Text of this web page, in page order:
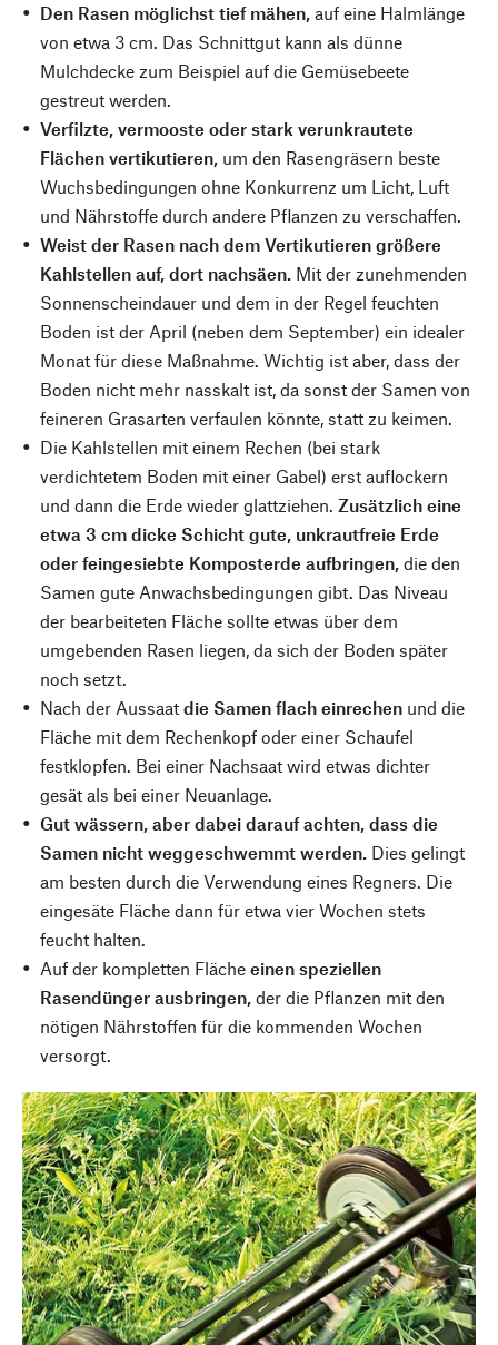
Den Rasen möglichst tief mähen, auf eine Halmlänge
von etwa 3 cm. Das Schnittgut kann als dünne
Mulchdecke zum Beispiel auf die Gemüsebeete
gestreut werden.
Verfilzte, vermooste oder stark verunkrautete
Flächen vertikutieren, um den Rasengräsern beste
Wuchsbedingungen ohne Konkurrenz um Licht, Luft
und Nährstoffe durch andere Pflanzen zu verschaffen.
Weist der Rasen nach dem Vertikutieren größere
Kahlstellen auf, dort nachsäen. Mit der zunehmenden
Sonnenscheindauer und dem in der Regel feuchten
Boden ist der April (neben dem September) ein idealer
Monat für diese Maßnahme. Wichtig ist aber, dass der
Boden nicht mehr nasskalt ist, da sonst der Samen von
feineren Grasarten verfaulen könnte, statt zu keimen.
Die Kahlstellen mit einem Rechen (bei stark
verdichtetem Boden mit einer Gabel) erst auflockern
und dann die Erde wieder glattziehen. Zusätzlich eine
etwa 3 cm dicke Schicht gute, unkrautfreie Erde
oder feingesiebte Komposterde aufbringen, die den
Samen gute Anwachsbedingungen gibt. Das Niveau
der bearbeiteten Fläche sollte etwas über dem
umgebenden Rasen liegen, da sich der Boden später
noch setzt.
Nach der Aussaat die Samen flach einrechen und die
Fläche mit dem Rechenkopf oder einer Schaufel
festklopfen. Bei einer Nachsaat wird etwas dichter
gesät als bei einer Neuanlage.
Gut wässern, aber dabei darauf achten, dass die
Samen nicht weggeschwemmt werden. Dies gelingt
am besten durch die Verwendung eines Regners. Die
eingesäte Fläche dann für etwa vier Wochen stets
feucht halten.
Auf der kompletten Fläche einen speziellen
Rasendünger ausbringen, der die Pflanzen mit den
nötigen Nährstoffen für die kommenden Wochen
versorgt.